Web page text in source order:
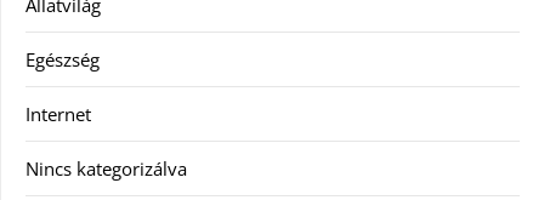
Állatvilág
Egészség
Internet
Nincs kategorizálva